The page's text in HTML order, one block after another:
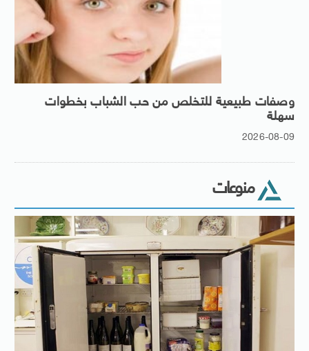
وصفات طبيعية للتخلص من حب الشباب بخطوات
سهلة
2026-08-09
منوعات